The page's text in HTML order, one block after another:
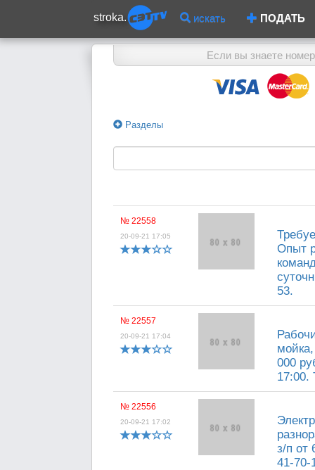
stroka. искать ПОДАТЬ
Если вы знаете
Разделы
№ 22558
20-09-21 17:05
Опыт
53.
№ 22557
20-09-21 17:04
000
17:00.
№ 22556
20-09-21 17:02
з/п от
41-70-